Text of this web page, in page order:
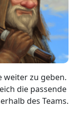
weiter zu geben.
die passende
des Teams.